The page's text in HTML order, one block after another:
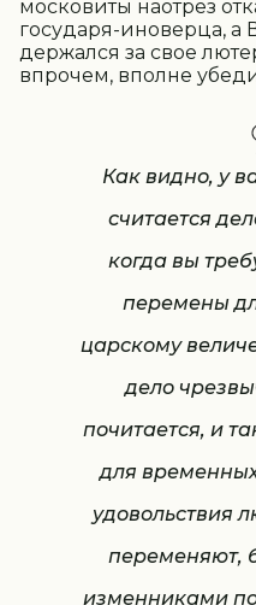
московиты наотрез
государя-иноверца, а
держался за свое
впрочем, вполне
Как видно, у
считается
когда вы
перемены
царскому
дело
почитается, и
для
удовольствия
переменяют,
изменниками